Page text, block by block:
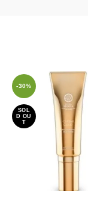
-30%
SOL
D OU
T